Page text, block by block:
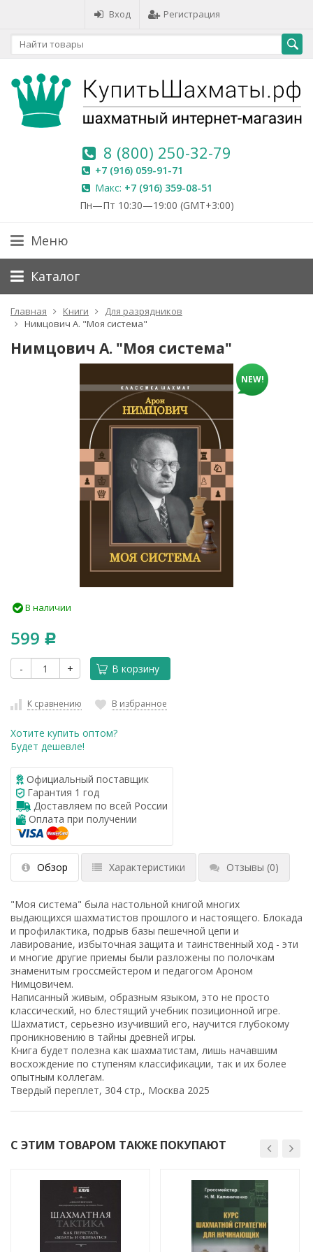
Вход Регистрация
8 (800) 250-32-79
+7 (916) 059-91-71
Макс: +7 (916) 359-08-51
Пн—Пт 10:30—19:00 (GMT+3:00)
Меню
Каталог
Главная Книги
Для разрядников
Нимцович А. "Моя система"
Нимцович А. "Моя система"
NEW!
В наличии
599 Р
- + В корзину
К сравнению В избранное
Хотите купить оптом?
Будет дешевле!
Официальный поставщик
Гарантия 1 год
Доставляем по всей России
Оплата при получении
Обзор Характеристики Отзывы (0)
"Моя система" была настольной книгой многих
выдающихся шахматистов прошлого и настоящего. Блокада
и профилактика, подрыв базы пешечной цепи и
лавирование, избыточная защита и таинственный ход - эти
и многие другие приемы были разложены по полочкам
знаменитым гроссмейстером и педагогом Ароном
Нимцовичем.
Написанный живым, образным языком, это не просто
классический, но блестящий учебник позиционной игре.
Шахматист, серьезно изучивший его, научится глубокому
проникновению в тайны древней игры.
Книга будет полезна как шахматистам, лишь начавшим
восхождение по ступеням классификации, так и их более
опытным коллегам.
Твердый переплет, 304 стр., Москва 2025
С ЭТИМ ТОВАРОМ ТАКЖЕ ПОКУПАЮТ